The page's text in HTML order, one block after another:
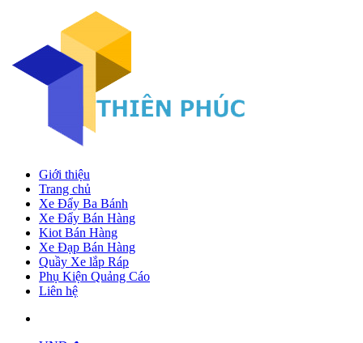
Giới thiệu
Trang chủ
Xe Đẩy Ba Bánh
Xe Đẩy Bán Hàng
Kiot Bán Hàng
Xe Đạp Bán Hàng
Quầy Xe lắp Ráp
Phụ Kiện Quảng Cáo
Liên hệ